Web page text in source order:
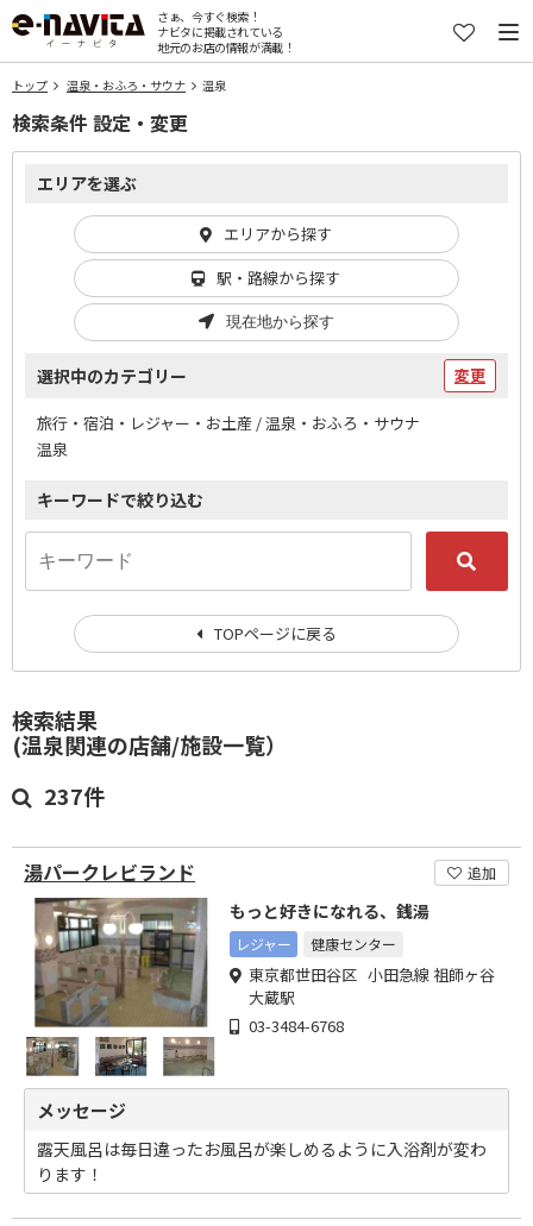
さぁ、今すぐ検索！
ナビタに掲載されている
地元のお店の情報が満載！
トップ 温泉・おふろ・サウナ 温泉
検索結果
(温泉関連の店舗/施設一覧）
237件
湯パークレビランド 追加
もっと好きになれる、銭湯
レジャー 健康センター
東京都世田谷区 小田急線 祖師ヶ谷
大蔵駅
03-3484-6768
メッセージ
露天風呂は毎日違ったお風呂が楽しめるように入浴剤が変わ
ります！
検索条件 設定・変更
エリアを選ぶ
エリアから探す
駅・路線から探す
現在地から探す
選択中のカテゴリー 変更
旅行・宿泊・レジャー・お土産 / 温泉・おふろ・サウナ
温泉
キーワードで絞り込む
TOPページに戻る